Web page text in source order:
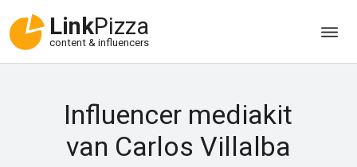
LinkPizza
content & influencers
Influencer mediakit
van Carlos Villalba